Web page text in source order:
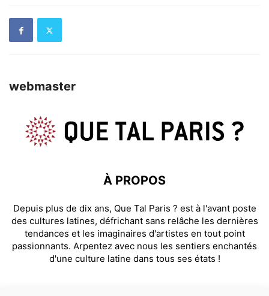
webmaster
À PROPOS
Depuis plus de dix ans, Que Tal Paris ? est à l'avant poste
des cultures latines, défrichant sans relâche les dernières
tendances et les imaginaires d'artistes en tout point
passionnants. Arpentez avec nous les sentiers enchantés
d'une culture latine dans tous ses états !